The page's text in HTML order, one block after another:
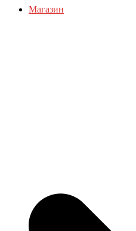
Магазин